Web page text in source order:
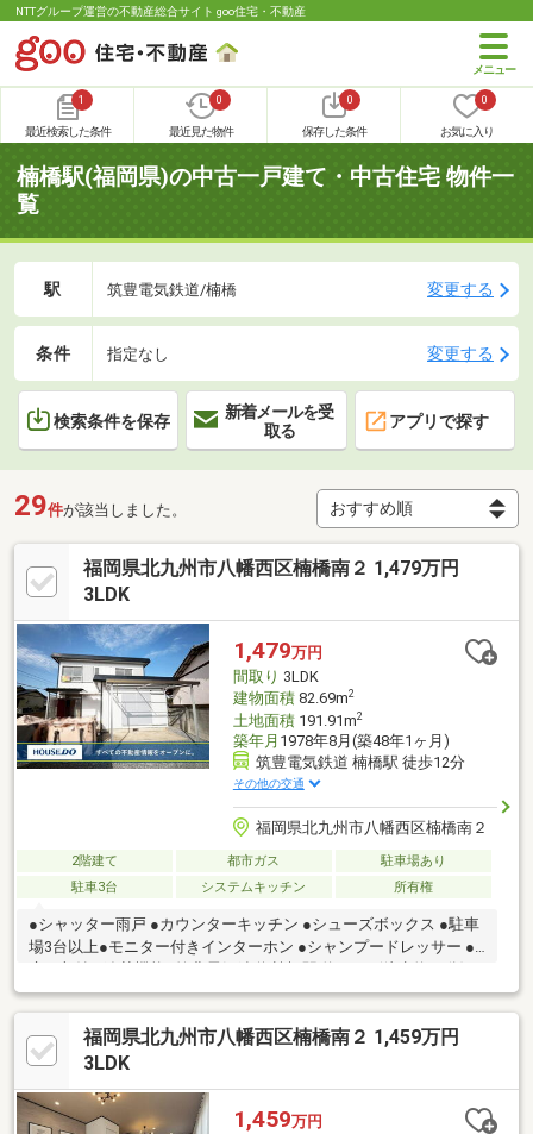
NTTグループ運営の不動産総合サイト goo住宅・不動産
1
最近検索した条件
0
最近見た物件
0
保存した条件
0
お気に入り
楠橋駅(福岡県)の中古一戸建て・中古住宅 物件一
覧
駅 筑豊電気鉄道/楠橋 変更する
条件 指定なし 変更する
検索条件を保存
新着メールを受
取る
アプリで探す
29件が該当しました。
福岡県北九州市八幡西区楠橋南２ 1,479万円
3LDK
1,479万円
間取り 3LDK
建物面積82.69m2
土地面積191.91m2
築年月 1978年8月(築48年1ヶ月)
筑豊電気鉄道 楠橋駅 徒歩12分
その他の交通
福岡県北九州市八幡西区楠橋南２
2階建て 都市ガス
駐車場あり
駐車3台
システムキッチン 所有権
●シャッター雨戸 ●カウンターキッチン ●シューズボックス ●駐車
場3台以上●モニター付きインターホン ●シャンプードレッサー ●
市営バス【緑おの膳前】停 約167ｍ(徒歩約3分)●楠橋小学校 約938
ｍ(徒歩約12分)●香月中学校 約1600ｍ(徒歩約21分)●マックスバリ
ュ 真名子店 約537ｍ(徒歩約7分)●ローソン 八幡楠橋南店 約635ｍ
(徒歩約8分)【 現地情報の確認・問い合わせ 】 ハウスドゥ八幡西
福岡県北九州市八幡西区楠橋南２ 1,459万円
3LDK
1,459万円